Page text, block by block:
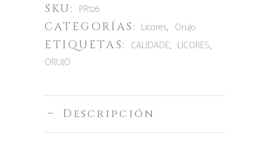
Mariñán
Licor
Orujo
SKU: PR126
CATEGORÍAS: Licores, Orujo
ETIQUETAS: CALIDADE, LICORES,
ORUJO
Descripción